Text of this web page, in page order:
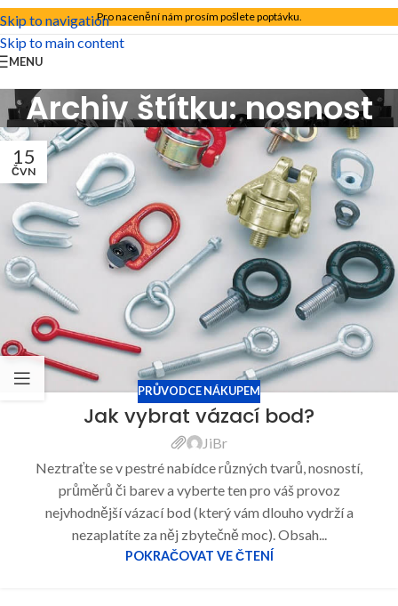
Skip to navigation
Skip to main content
Pro nacenění nám prosím pošlete poptávku.
MENU
Archiv štítku: nosnost
15
ČVN
PRŮVODCE NÁKUPEM
Jak vybrat vázací bod?
JiBr
Neztraťte se v pestré nabídce různých tvarů, nosností,
průměrů či barev a vyberte ten pro váš provoz
nejvhodnější vázací bod (který vám dlouho vydrží a
nezaplatíte za něj zbytečně moc). Obsah...
POKRAČOVAT VE ČTENÍ